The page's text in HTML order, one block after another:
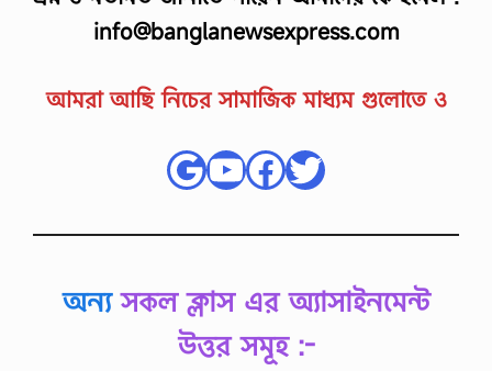
info@banglanewsexpress.com
আমরা আছি নিচের সামাজিক মাধ্যম গুলোতে ও
Google
YouTube
Facebook
Twitter
অন্যসকল ক্লাস এর অ্যাসাইনমেন্ট
উত্তর সমূহ :-